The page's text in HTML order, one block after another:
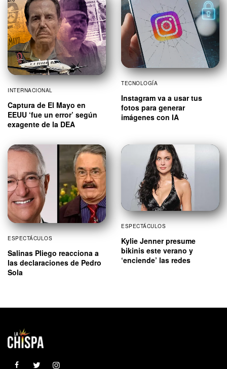
INTERNACIONAL
Captura de El Mayo en
EEUU ‘fue un error’ según
exagente de la DEA
TECNOLOGÍA
Instagram va a usar tus
fotos para generar
imágenes con IA
ESPECTÁCULOS
Salinas Pliego reacciona a
las declaraciones de Pedro
Sola
ESPECTÁCULOS
Kylie Jenner presume
bikinis este verano y
‘enciende’ las redes